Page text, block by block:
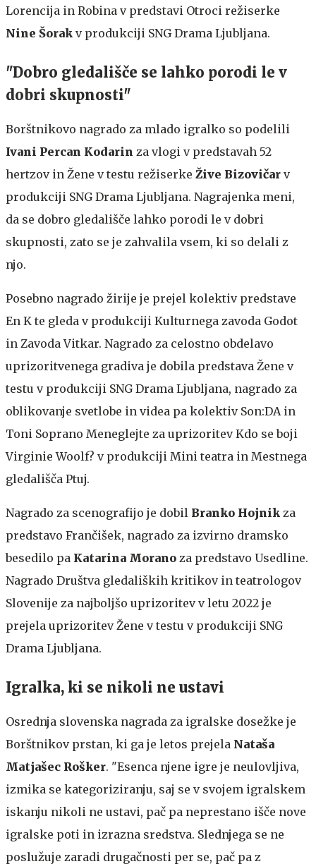
Lorencija in Robina v predstavi Otroci režiserke
Nine Šorak v produkciji SNG Drama Ljubljana.
"Dobro gledališče se lahko porodi le v
dobri skupnosti"
Borštnikovo nagrado za mlado igralko so podelili
Ivani Percan Kodarin za vlogi v predstavah 52
hertzov in Žene v testu režiserke Žive Bizovičar v
produkciji SNG Drama Ljubljana. Nagrajenka meni,
da se dobro gledališče lahko porodi le v dobri
skupnosti, zato se je zahvalila vsem, ki so delali z
njo.
Posebno nagrado žirije je prejel kolektiv predstave
En K te gleda v produkciji Kulturnega zavoda Godot
in Zavoda Vitkar. Nagrado za celostno obdelavo
uprizoritvenega gradiva je dobila predstava Žene v
testu v produkciji SNG Drama Ljubljana, nagrado za
oblikovanje svetlobe in videa pa kolektiv Son:DA in
Toni Soprano Meneglejte za uprizoritev Kdo se boji
Virginie Woolf? v produkciji Mini teatra in Mestnega
gledališča Ptuj.
Nagrado za scenografijo je dobil Branko Hojnik za
predstavo Frančišek, nagrado za izvirno dramsko
besedilo pa Katarina Morano za predstavo Usedline.
Nagrado Društva gledaliških kritikov in teatrologov
Slovenije za najboljšo uprizoritev v letu 2022 je
prejela uprizoritev Žene v testu v produkciji SNG
Drama Ljubljana.
Igralka, ki se nikoli ne ustavi
Osrednja slovenska nagrada za igralske dosežke je
Borštnikov prstan, ki ga je letos prejela Nataša
Matjašec Rošker. "Esenca njene igre je neulovljiva,
izmika se kategoriziranju, saj se v svojem igralskem
iskanju nikoli ne ustavi, pač pa neprestano išče nove
igralske poti in izrazna sredstva. Slednjega se ne
poslužuje zaradi drugačnosti per se, pač pa z